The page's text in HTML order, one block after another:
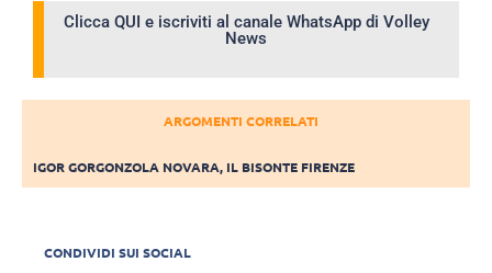
Clicca QUI e iscriviti al canale WhatsApp di Volley
News
ARGOMENTI CORRELATI
IGOR GORGONZOLA NOVARA, IL BISONTE FIRENZE
CONDIVIDI SUI SOCIAL